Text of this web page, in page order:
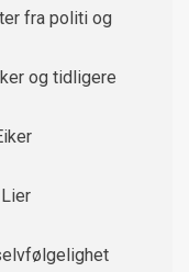
fra politi og
og tidligere